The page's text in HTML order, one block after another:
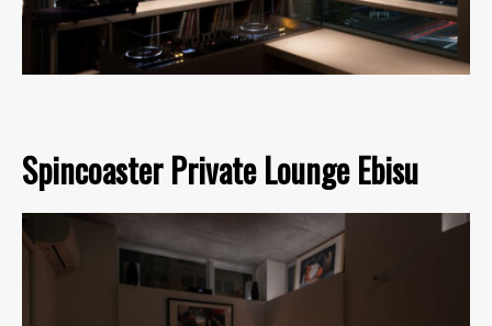
Spincoaster Private Lounge Ebisu